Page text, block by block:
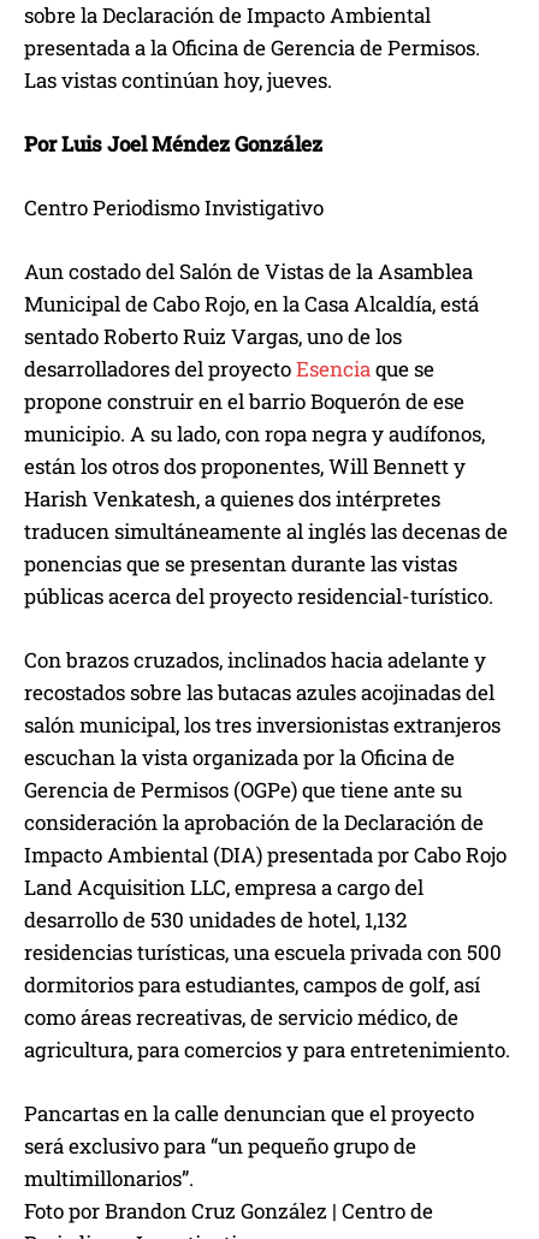
sobre la Declaración de Impacto Ambiental
presentada a la Oficina de Gerencia de Permisos.
Las vistas continúan hoy, jueves.
Por Luis Joel Méndez González
Centro Periodismo Invistigativo
Aun costado del Salón de Vistas de la Asamblea
Municipal de Cabo Rojo, en la Casa Alcaldía, está
sentado Roberto Ruiz Vargas, uno de los
desarrolladores del proyectoEsenciaque se
propone construir en el barrio Boquerón de ese
municipio. A su lado, con ropa negra y audífonos,
están los otros dos proponentes, Will Bennett y
Harish Venkatesh, a quienes dos intérpretes
traducen simultáneamente al inglés las decenas de
ponencias que se presentan durante las vistas
públicas acerca del proyecto residencial-turístico.
Con brazos cruzados, inclinados hacia adelante y
recostados sobre las butacas azules acojinadas del
salón municipal, los tres inversionistas extranjeros
escuchan la vista organizada por la Oficina de
Gerencia de Permisos (OGPe) que tiene ante su
consideración la aprobación de la Declaración de
Impacto Ambiental (DIA) presentada por Cabo Rojo
Land Acquisition LLC, empresa a cargo del
desarrollo de 530 unidades de hotel, 1,132
residencias turísticas, una escuela privada con 500
dormitorios para estudiantes, campos de golf, así
como áreas recreativas, de servicio médico, de
agricultura, para comercios y para entretenimiento.
Pancartas en la calle denuncian que el proyecto
será exclusivo para “un pequeño grupo de
multimillonarios”.
Foto por Brandon Cruz González | Centro de